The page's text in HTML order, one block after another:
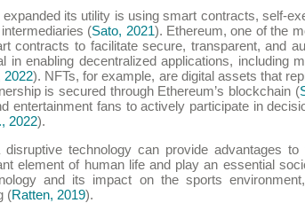
its utility is using smart contracts, self-
(Sato, 2021). Ethereum, one of the
contracts to facilitate secure, transparent, and
enabling decentralized applications, including
2022). NFTs, for example, are digital assets that
is secured through Ethereum’s blockchain (
entertainment fans to actively participate in
2022).
technology can provide advantages
element of human life and play an essential
and its impact on the sports
(Ratten, 2019).